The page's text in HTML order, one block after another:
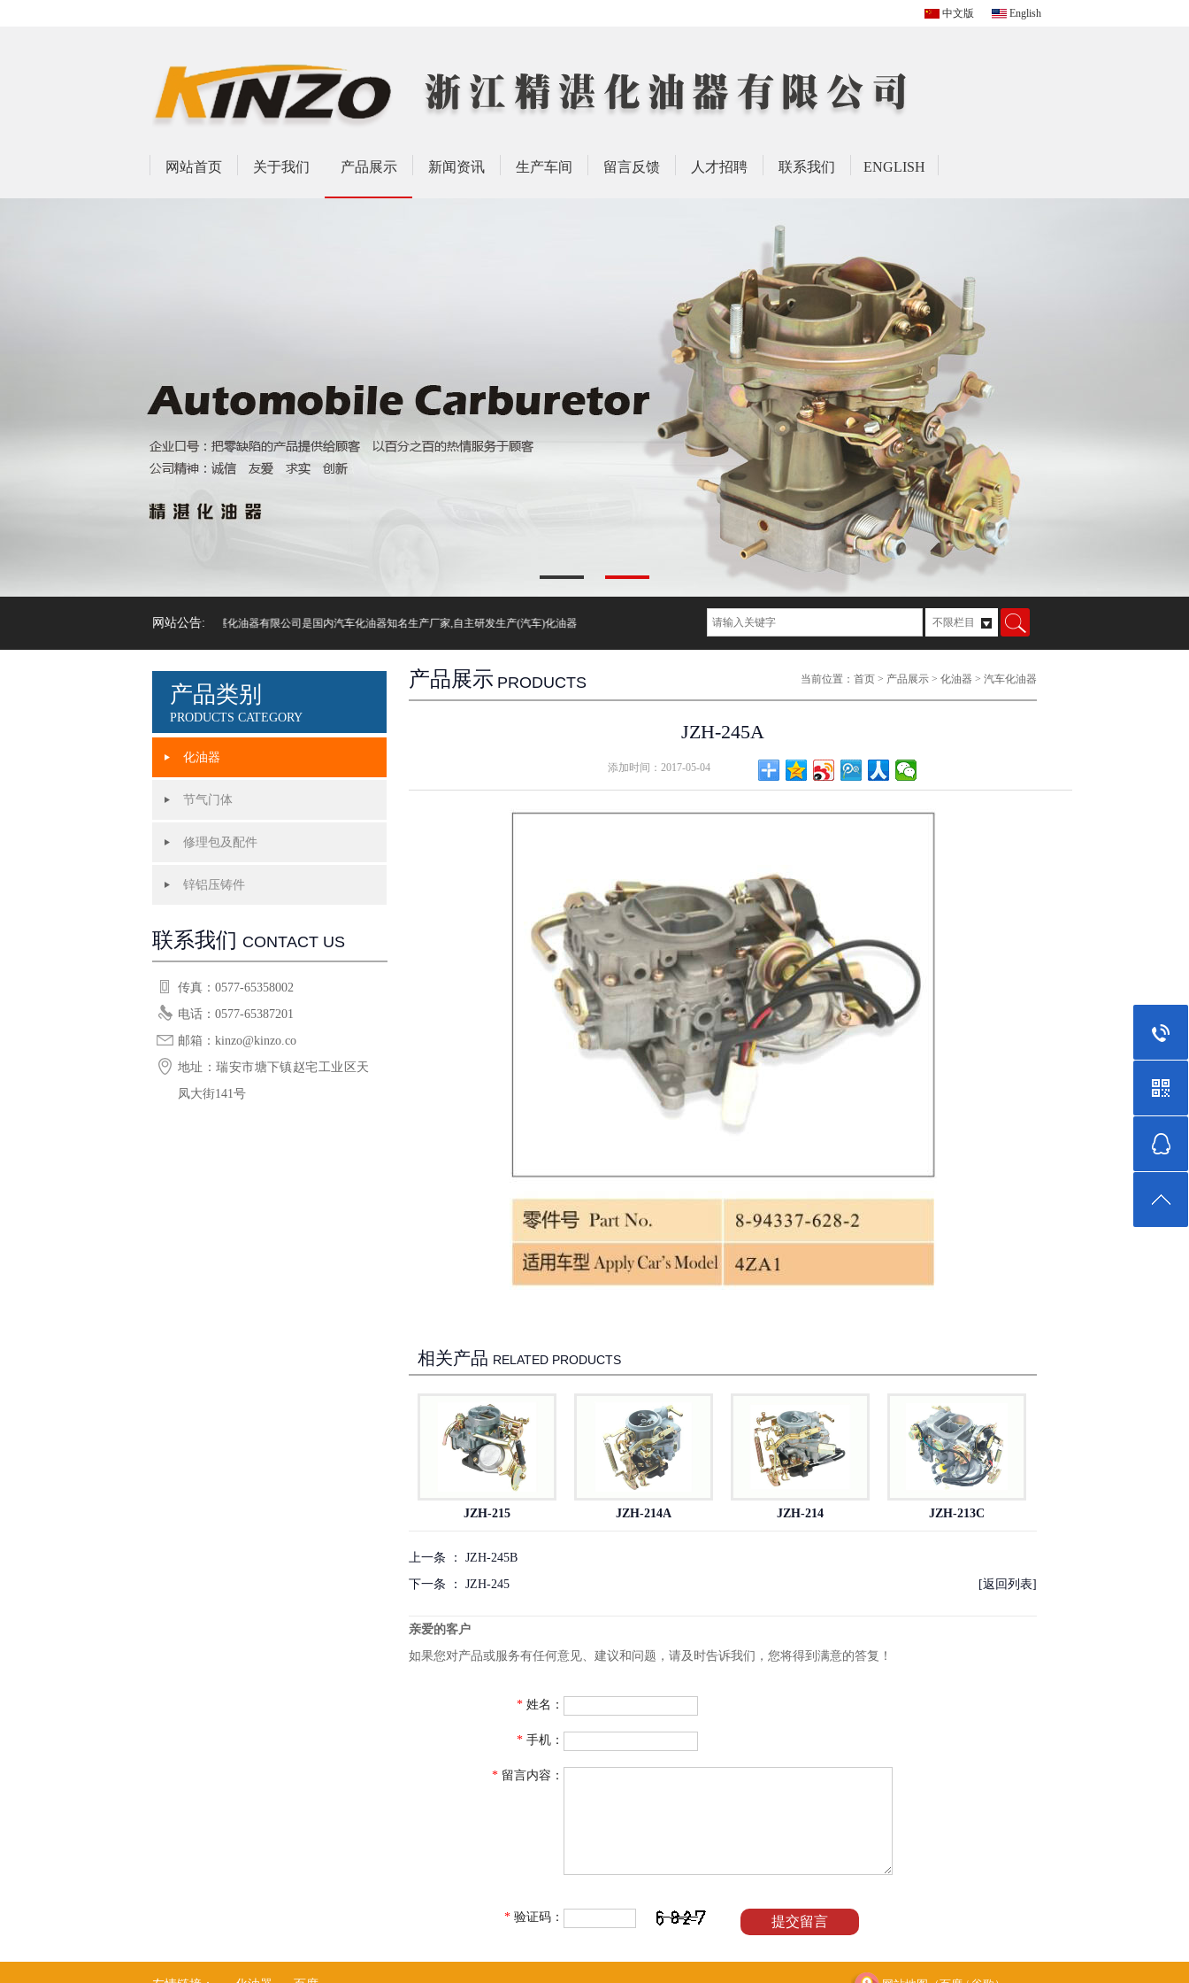
中文版 English
网站首页 关于我们 产品展示 新闻资讯 生产车间 留言反馈 人才招聘 联系我们 ENGLISH
网站公告:
浙江精湛化油器有限公司是国内汽车化油器知名生产厂家,自主研发生产(汽车)化油器,节气门体,11年老品牌化油器产品,品质值得信赖,找化油器就到精湛！
产品类别
PRODUCTS CATEGORY
化油器
节气门体
修理包及配件
锌铝压铸件
联系我们 CONTACT US
传真：0577-65358002
电话：0577-65387201
邮箱：kinzo@kinzo.co
地址：瑞安市塘下镇赵宅工业区天
凤大街141号
产品展示 PRODUCTS 当前位置： 首页 > 产品展示 > 化油器 > 汽车化油器
JZH-245A
添加时间：2017-05-04
相关产品 RELATED PRODUCTS
JZH-215 JZH-214A JZH-214 JZH-213C
上一条 ： JZH-245B
下一条 ： JZH-245 [返回列表]
亲爱的客户
如果您对产品或服务有任何意见、建议和问题，请及时告诉我们，您将得到满意的答复！
* 姓名：
* 手机：
* 留言内容：
* 验证码：